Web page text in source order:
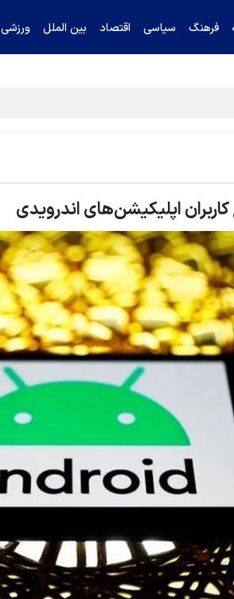
فرهنگ سیاسی اقتصاد بین الملل ورزشی
درباره پزشکیان را تکذیب کرد
اپلیکیشن‌های اندرویدی